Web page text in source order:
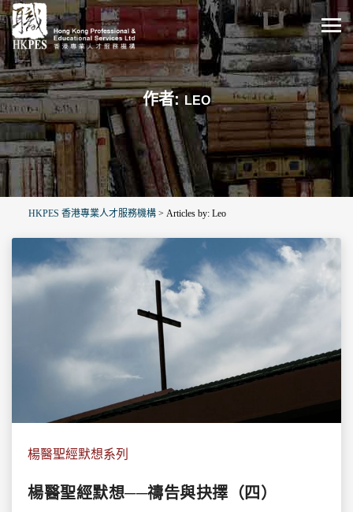
作者: LEO
HKPES 香港專業人才服務機構 > Articles by: Leo
楊醫聖經默想系列
楊醫聖經默想──禱告與抉擇（四）